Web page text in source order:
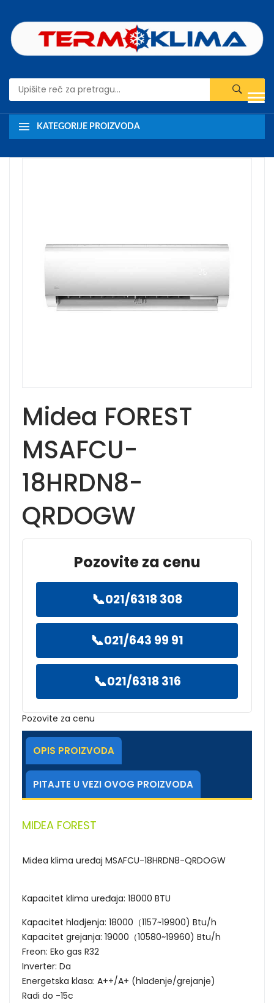
KATEGORIJE PROIZVODA
Midea FOREST
MSAFCU-
18HRDN8-
QRDOGW
Pozovite za cenu
📞021/6318 308
📞021/643 99 91
📞021/6318 316
Pozovite za cenu
OPIS PROIZVODA
PITAJTE U VEZI OVOG PROIZVODA
MIDEA FOREST
Midea klima uređaj MSAFCU-18HRDN8-QRDOGW
Kapacitet klima uređaja: 18000 BTU
Kapacitet hladjenja: 18000（1157~19900) Btu/h
Kapacitet grejanja: 19000（10580~19960) Btu/h
Freon: Eko gas R32
Inverter: Da
Energetska klasa: A++/A+ (hlađenje/grejanje)
Radi do -15c